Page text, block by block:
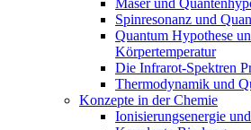
Maser und
Spinresonanz und
Quantum Hypothese
Körpertemperatur
Die Infrarot-Spektren
Thermodynamik und
Konzepte in der Chemie
Ionisierungsenergie